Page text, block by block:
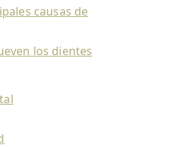
causas de
los dientes